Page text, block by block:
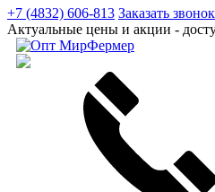
+7 (4832) 606-813 Заказать звонок
Актуальные цены и акции -